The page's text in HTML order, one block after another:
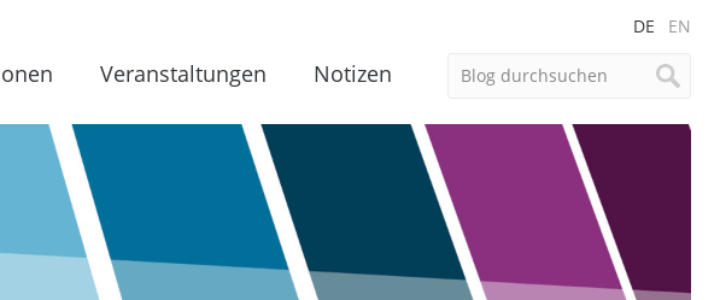
DE EN
Veranstaltungen Notizen